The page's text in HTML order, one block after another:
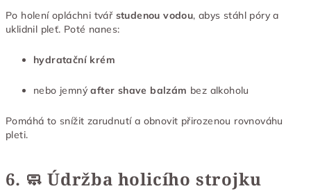
Po holení opláchni tvář studenou vodou, abys stáhl póry a
uklidnil pleť. Poté nanes:
hydratační krém
nebo jemnýafter shave balzám bez alkoholu
Pomáhá to snížit zarudnutí a obnovit přirozenou rovnováhu
pleti.
6. 🧼 Údržba holicího strojku